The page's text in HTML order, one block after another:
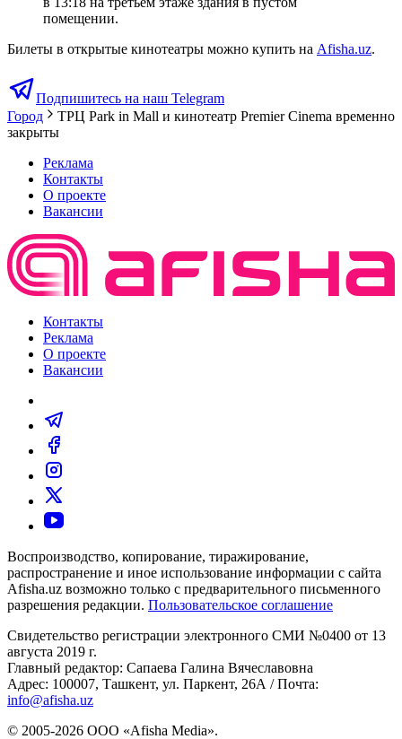
помещении.
Билеты в открытые кинотеатры можно купить на Afisha.uz.
Подпишитесь на наш Telegram
Город
ТРЦ Park in Mall и кинотеатр Premier Cinema временно
закрыты
Реклама
Контакты
О проекте
Вакансии
Контакты
Реклама
О проекте
Вакансии
Воспроизводство, копирование, тиражирование,
распространение и иное использование информации с сайта
Afisha.uz возможно только с предварительного письменного
разрешения редакции. Пользовательское соглашение
Свидетельство регистрации электронного СМИ №0400 от 13
августа 2019 г.
Главный редактор: Сапаева Галина Вячеславовна
Адрес: 100007, Ташкент, ул. Паркент, 26А / Почта:
info@afisha.uz
© 2005-2026 ООО «Afisha Media».